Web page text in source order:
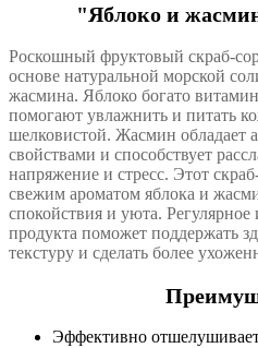
"Яблоко и
Роскошный фруктовый скраб-
основе натуральной морской
жасмина. Яблоко богато
помогают увлажнить и питать
шелковистой. Жасмин обладает
свойствами и способствует
напряжение и стресс. Этот
свежим ароматом яблока и
спокойствия и уюта. Регулярное
продукта поможет поддержать
текстуру и сделать более
Эффективно